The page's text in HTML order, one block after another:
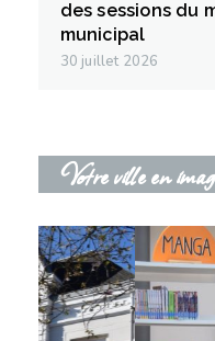
des sessions du
municipal
30 juillet 2026
Votre ville en